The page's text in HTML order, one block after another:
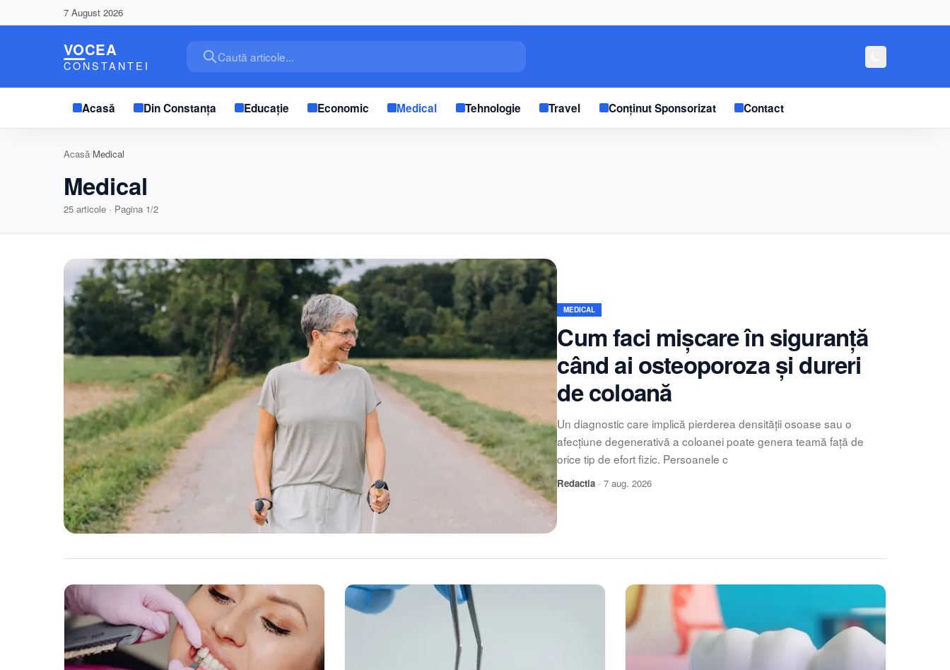
7 August 2026
Caută articole...
Acasă Din Constanța Educație Economic Medical Tehnologie Travel Conținut Sponsorizat Contact
Acasă/Medical
Medical
25articole · Pagina 1/2
MEDICAL
Cum faci mișcare în siguranță
când ai osteoporoza și dureri
de coloană
Un diagnostic care implică pierderea densității osoase sau o
afecțiune degenerativă a coloanei poate genera teamă față de
orice tip de efort fizic. Persoanele c
Redactia ·7 aug. 2026